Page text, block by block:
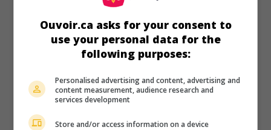
l'incompréhension de la banque.
au cinéma
La Matrice rechargée
Ouvoir.ca asks for your consent to
use your personal data for the
following purposes:
Personalised advertising and content, advertising and
content measurement, audience research and
services development
Store and/or access information on a device